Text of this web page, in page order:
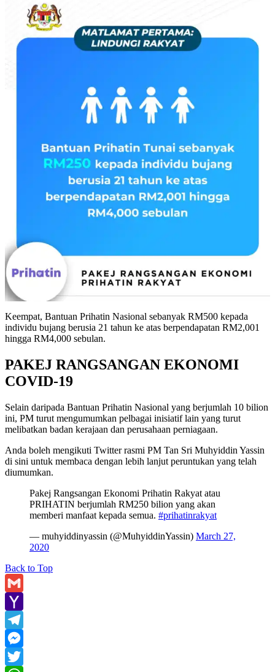
Keempat, Bantuan Prihatin Nasional sebanyak RM500 kepada
individu bujang berusia 21 tahun ke atas berpendapatan RM2,001
hingga RM4,000 sebulan.
PAKEJ RANGSANGAN EKONOMI
COVID-19
Selain daripada Bantuan Prihatin Nasional yang berjumlah 10 bilion
ini, PM turut mengumumkan pelbagai inisiatif lain yang turut
melibatkan badan kerajaan dan perusahaan perniagaan.
Anda boleh mengikuti Twitter rasmi PM Tan Sri Muhyiddin Yassin
di sini untuk membaca dengan lebih lanjut peruntukan yang telah
diumumkan.
Pakej Rangsangan Ekonomi Prihatin Rakyat atau
PRIHATIN berjumlah RM250 bilion yang akan
memberi manfaat kepada semua. #prihatinrakyat
— muhyiddinyassin (@MuhyiddinYassin) March 27,
2020
Back to Top
Gmail
Yahoo
Mail
Telegram
Messenger